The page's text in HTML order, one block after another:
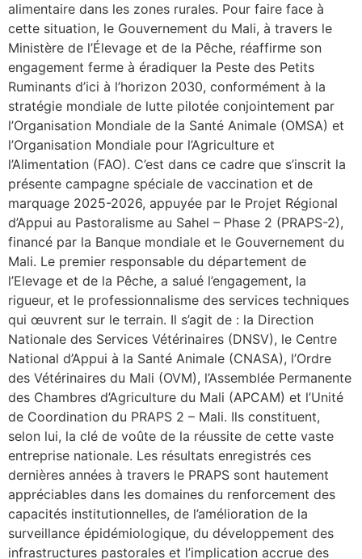
alimentaire dans les zones rurales. Pour faire face à
cette situation, le Gouvernement du Mali, à travers le
Ministère de l’Élevage et de la Pêche, réaffirme son
engagement ferme à éradiquer la Peste des Petits
Ruminants d’ici à l’horizon 2030, conformément à la
stratégie mondiale de lutte pilotée conjointement par
l’Organisation Mondiale de la Santé Animale (OMSA) et
l’Organisation Mondiale pour l’Agriculture et
l’Alimentation (FAO). C’est dans ce cadre que s’inscrit la
présente campagne spéciale de vaccination et de
marquage 2025-2026, appuyée par le Projet Régional
d’Appui au Pastoralisme au Sahel – Phase 2 (PRAPS-2),
financé par la Banque mondiale et le Gouvernement du
Mali. Le premier responsable du département de
l’Elevage et de la Pêche, a salué l’engagement, la
rigueur, et le professionnalisme des services techniques
qui œuvrent sur le terrain. Il s’agit de : la Direction
Nationale des Services Vétérinaires (DNSV), le Centre
National d’Appui à la Santé Animale (CNASA), l’Ordre
des Vétérinaires du Mali (OVM), l’Assemblée Permanente
des Chambres d’Agriculture du Mali (APCAM) et l’Unité
de Coordination du PRAPS 2 – Mali. Ils constituent,
selon lui, la clé de voûte de la réussite de cette vaste
entreprise nationale. Les résultats enregistrés ces
dernières années à travers le PRAPS sont hautement
appréciables dans les domaines du renforcement des
capacités institutionnelles, de l’amélioration de la
surveillance épidémiologique, du développement des
infrastructures pastorales et l’implication accrue des